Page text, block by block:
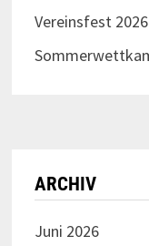
Vereinsfest
ARCHIV
Juni 2026